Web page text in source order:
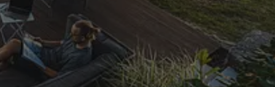
Trusted Shops
4,81/ 5